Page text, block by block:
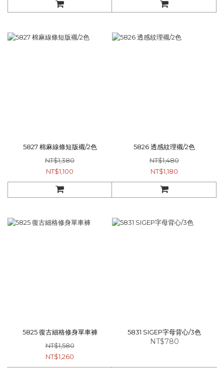
5827 棉麻線條短版襯/2色
NT$1,380
NT$1,100
5826 透感紋理襯/2色
NT$1,480
NT$1,180
5825 復古細格修身單車褲
NT$1,580
NT$1,260
5831 SIGEP字母背心/3色
NT$780